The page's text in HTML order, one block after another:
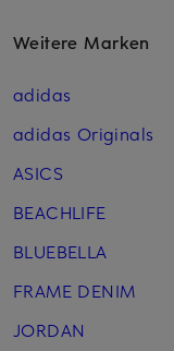
Weitere Marken
adidas
adidas Originals
ASICS
BEACHLIFE
BLUEBELLA
FRAME DENIM
JORDAN